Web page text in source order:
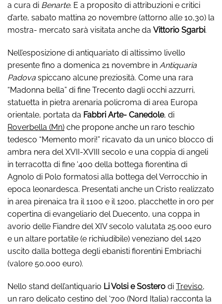
a cura di Benarte. E a proposito di attribuzioni e critici
d’arte, sabato mattina 20 novembre (attorno alle 10,30) la
mostra- mercato sarà visitata anche da Vittorio Sgarbi.
Nell’esposizione di antiquariato di altissimo livello
presente fino a domenica 21 novembre in Antiquaria
Padova spiccano alcune preziosità. Come una rara
“Madonna bella” di fine Trecento dagli occhi azzurri,
statuetta in pietra arenaria policroma di area Europa
orientale, portata da Fabbri Arte- Canedole, di
Roverbella (Mn) che propone anche un raro teschio
tedesco “Memento mori!” ricavato da un unico blocco di
ambra nera del XVII-XVIII secolo e una coppia di angeli
in terracotta di fine ‘400 della bottega fiorentina di
Agnolo di Polo formatosi alla bottega del Verrocchio in
epoca leonardesca. Presentati anche un Cristo realizzato
in area pirenaica tra il 1100 e il 1200, placchette in oro per
copertina di evangeliario del Duecento, una coppa in
avorio delle Fiandre del XIV secolo valutata 25.000 euro
e un altare portatile (e richiudibile) veneziano del 1420
uscito dalla bottega degli ebanisti fiorentini Embriachi
(valore 50.000 euro).
Nello stand dell’antiquario Li Volsi e Sostero di Treviso,
un raro delicato cestino del ‘700 (Nord Italia) racconta la